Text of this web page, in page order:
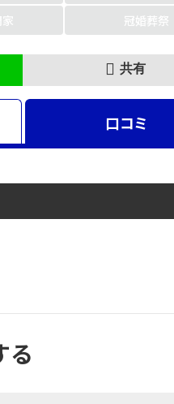
冠婚葬祭
共有
口コミ
る